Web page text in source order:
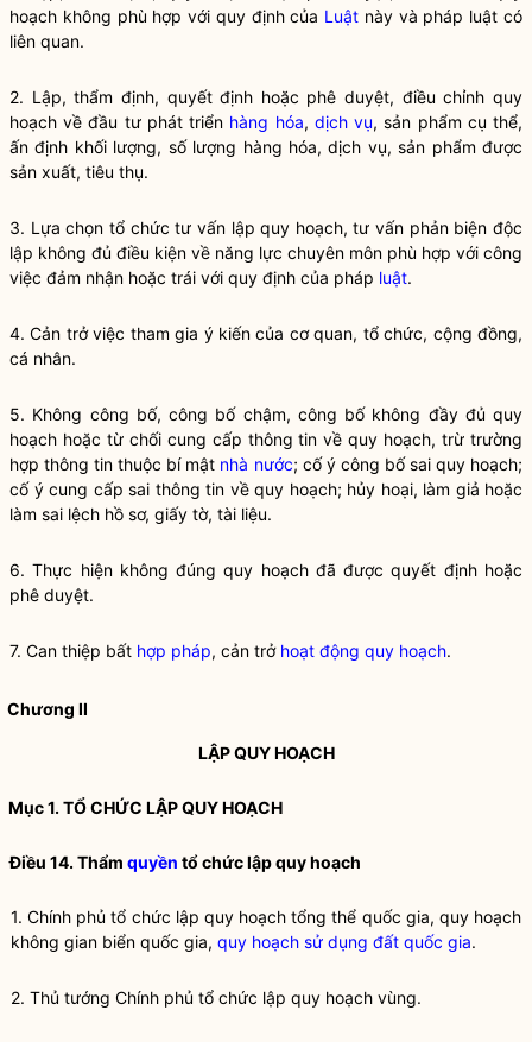
hoạch không phù hợp với quy định của Luật này và pháp luật có
liên quan.
2. Lập, thẩm định, quyết định hoặc phê duyệt, điều chỉnh quy
hoạch về đầu tư phát triển hàng hóa, dịch vụ, sản phẩm cụ thể,
ấn định khối lượng, số lượng hàng hóa,dịch vụ, sản phẩm được
sản xuất, tiêu thụ.
3. Lựa chọn tổ chức tư vấn lậpquy hoạch, tư vấn phản biện độc
lập không đủ điều kiện về năng lực chuyên môn phù hợp với công
việc đảm nhận hoặc trái với quy định của pháp luật.
4. Cản trở việc tham gia ý kiến của cơ quan, tổ chức, cộng đồng,
cá nhân.
5. Không công bố, công bố chậm, công bố không đầy đủ quy
hoạch hoặc từ chối cung cấp thông tin vềquy hoạch, trừ trường
hợp thông tin thuộc bí mật nhà nước; cố ý công bố sai quy hoạch;
cố ý cung cấp sai thông tin về quy hoạch; hủy hoại, làm giả hoặc
làm sai lệch hồ sơ, giấy tờ, tài liệu.
6. Thực hiện không đúngquy hoạchđã được quyết định hoặc
phê duyệt.
7. Can thiệp bất hợp pháp, cản trở hoạt động quy hoạch.
Chương II
LẬP QUYHOẠCH
Mục 1. TỔ CHỨC LẬP QUYHOẠCH
Điều 14. Thẩm quyền tổ chứclập quyhoạch
1. Chính phủ tổ chức lập quyhoạch tổng thể quốc gia, quy hoạch
không gian biển quốc gia, quy hoạch sử dụng đất quốc gia.
2. Thủ tướng Chính phủ tổ chức lập quy hoạch vùng.